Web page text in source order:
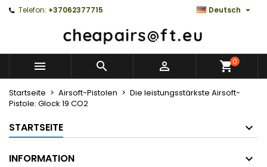
Telefon: +37062377715 Deutsch 
   0
Startseite Airsoft-Pistolen
Die leistungsstärkste Airsoft-
Pistole: Glock 19 CO2
STARTSEITE
INFORMATION